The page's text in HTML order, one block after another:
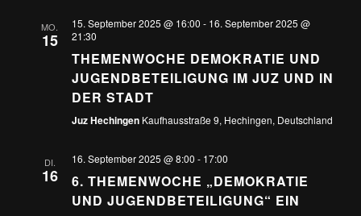
MO.
15
15. September 2025 @ 16:00 - 16. September 2025 @
21:30
THEMENWOCHE DEMOKRATIE UND
JUGENDBETEILIGUNG IM JUZ UND IN
DER STADT
Juz Hechingen Kaufhausstraße 9, Hechingen, Deutschland
DI.
16
16. September 2025 @ 8:00 - 17:00
6. THEMENWOCHE „DEMOKRATIE
UND JUGENDBETEILIGUNG“ EIN